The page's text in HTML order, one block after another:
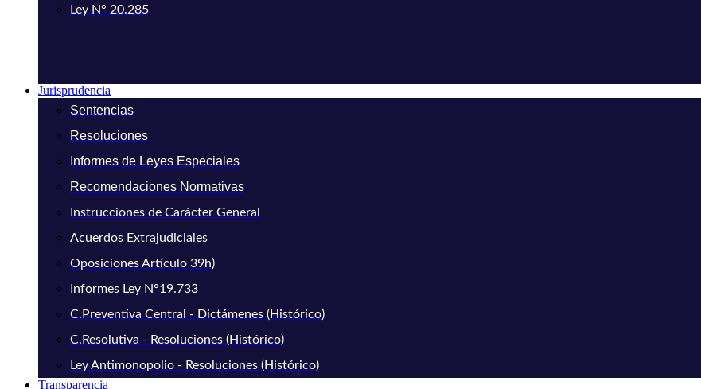
Ley N° 20.285
Jurisprudencia
Sentencias
Resoluciones
Informes de Leyes Especiales
Recomendaciones Normativas
Instrucciones de Carácter General
Acuerdos Extrajudiciales
Oposiciones Artículo 39h)
Informes Ley N°19.733
C.Preventiva Central - Dictámenes (Histórico)
C.Resolutiva - Resoluciones (Histórico)
Ley Antimonopolio - Resoluciones (Histórico)
Transparencia